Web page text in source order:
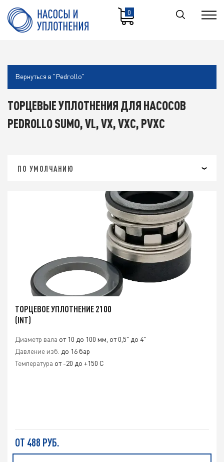
0
Вернуться в "Pedrollo"
ТОРЦЕВЫЕ УПЛОТНЕНИЯ ДЛЯ НАСОСОВ
PEDROLLO SUMO, VL, VX, VXC, PVXC
ПО УМОЛЧАНИЮ
ТОРЦЕВОЕ УПЛОТНЕНИЕ 2100
(INT)
Диаметр вала от 10 до 100 мм, от 0,5" до 4"
Давление изб. до 16 бар
Температура от -20 до +150 С
ОТ 488 РУБ.